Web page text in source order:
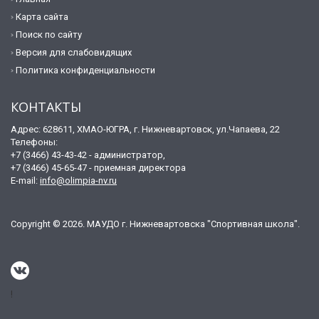
Карта сайта
Поиск по сайту
Версия для слабовидящих
Политика конфиденциальности
КОНТАКТЫ
Адрес: 628611, ХМАО-ЮГРА, г. Нижневартовск, ул.Чапаева, 22
Телефоны:
+7 (3466) 43-43-42 - администратор,
+7 (3466) 45-65-47 - приемная директора
E-mail: info@olimpia-nv.ru
Copyright © 2026. МАУДО г. Нижневартовска "Спортивная школа".
!